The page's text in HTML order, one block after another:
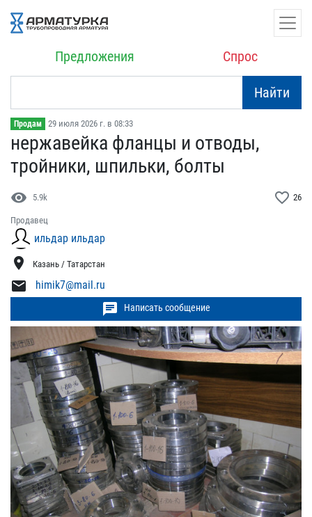
Предложения Спрос
Найти
Продам 29 июля 2026 г. в 08:33
нержавейка фланцы и отво​ды,
тройники, шпильки, б​олты
visibility 5.9k favorite_border 26
Продавец
ильдар ильдар
location_on Казань / Татарстан
mail himik7@mail.ru
chat Написать сообщение